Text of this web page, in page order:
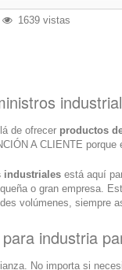
1639 vistas
de ofrecer productos
A CLIENTE
industriales está aquí
o gran empresa.
volúmenes, siempre
industria
No importa si